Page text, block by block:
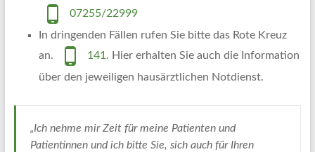
07255/22999
In dringenden Fällen rufen Sie bitte das Rote Kreuz
an.
141. Hier erhalten Sie auch die Information
über den jeweiligen hausärztlichen Notdienst.
„Ich nehme mir Zeit für meine Patienten und
Patientinnen und ich bitte Sie, sich auch für Ihren